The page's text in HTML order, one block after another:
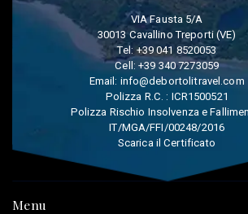
VIA Fausta 5/A
30013 Cavallino Treporti (VE)
Tel:+39 041 8520053
Cell:+39 340 7273059
Email: info@debortolitravel.com
Polizza R.C. : ICR1500521
Polizza Rischio Insolvenza e
IT/MGA/FFI/00248/2016
Scarica il Certificato
Menu